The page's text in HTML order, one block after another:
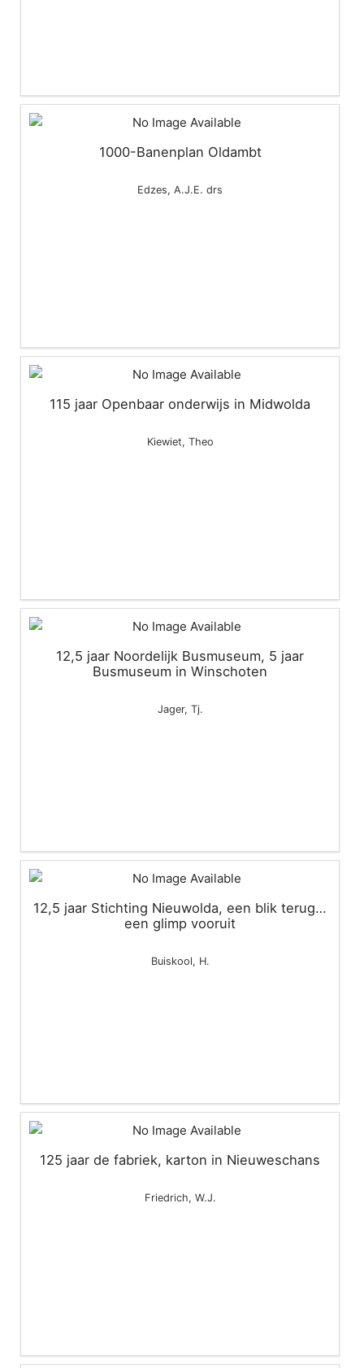
1000-Banenplan Oldambt
Edzes, A.J.E. drs
115 jaar Openbaar onderwijs in Midwolda
Kiewiet, Theo
12,5 jaar Noordelijk Busmuseum, 5 jaar
Busmuseum in Winschoten
Jager, Tj.
12,5 jaar Stichting Nieuwolda, een blik terug…
een glimp vooruit
Buiskool, H.
125 jaar de fabriek, karton in Nieuweschans
Friedrich, W.J.